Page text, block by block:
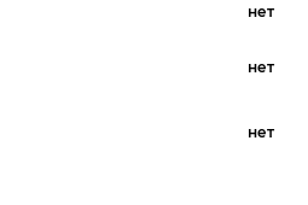
нет
нет
нет